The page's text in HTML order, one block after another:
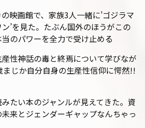
映画館で、家族3人一緒に’ゴジラマ
’を見た。たぶん国外のほうがこの
のパワーを全力で受け止める
性神話の毒と終焉について学びなが
まじか自分自身の生産性信仰に愕然!!
たい本のジャンルが見えてきた。資
来とジェンダーギャップなんちゃっ